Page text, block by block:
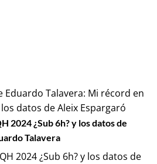
Eduardo Talavera: Mi récord en
los datos de Aleix Espargaró
2024 ¿Sub 6h? y los datos de
Talavera
2024 ¿Sub 6h? y los datos de